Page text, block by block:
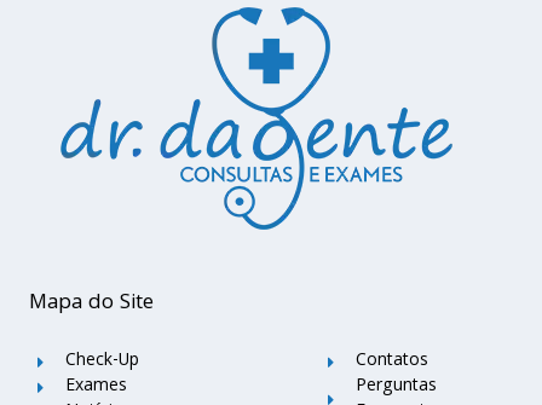
Mapa do Site
Check-Up
Exames
Contatos
Perguntas